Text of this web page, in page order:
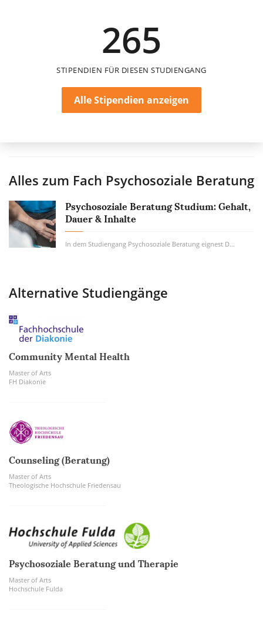
265
STIPENDIEN FÜR DIESEN STUDIENGANG
Alle Stipendien anzeigen
Alles zum Fach Psychosoziale Beratung
Psychosoziale Beratung Studium: Gehalt,
Dauer & Inhalte
In dem Studiengang Psychosoziale Beratung eignest Du Dir anwendungsbezogenes Wissen aus...
Alternative Studiengänge
Community Mental Health
Master of Arts
FH Diakonie
Counseling (Beratung)
Master of Arts
Theologische Hochschule Friedensau
Psychosoziale Beratung und Therapie
Master of Arts
Hochschule Fulda